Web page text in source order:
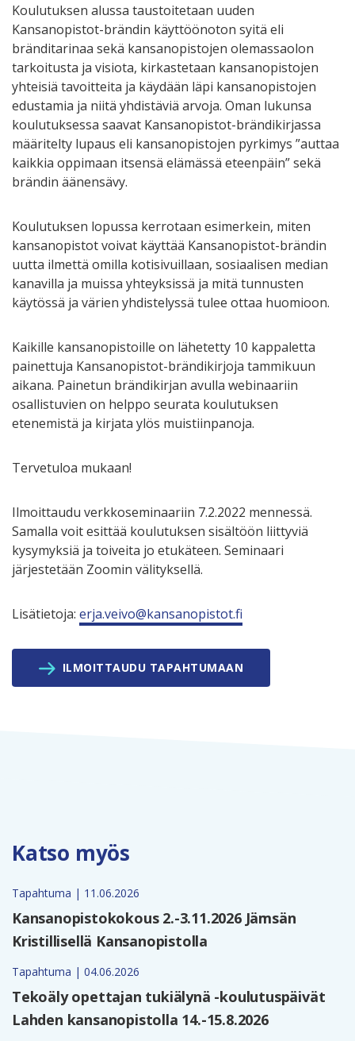
Koulutuksen alussa taustoitetaan uuden
Kansanopistot-brändin käyttöönoton syitä eli
bränditarinaa sekä kansanopistojen olemassaolon
tarkoitusta ja visiota, kirkastetaan kansanopistojen
yhteisiä tavoitteita ja käydään läpi kansanopistojen
edustamia ja niitä yhdistäviä arvoja. Oman lukunsa
koulutuksessa saavat Kansanopistot-brändikirjassa
määritelty lupaus eli kansanopistojen pyrkimys ”auttaa
kaikkia oppimaan itsensä elämässä eteenpäin” sekä
brändin äänensävy.
Koulutuksen lopussa kerrotaan esimerkein, miten
kansanopistot voivat käyttää Kansanopistot-brändin
uutta ilmettä omilla kotisivuillaan, sosiaalisen median
kanavilla ja muissa yhteyksissä ja mitä tunnusten
käytössä ja värien yhdistelyssä tulee ottaa huomioon.
Kaikille kansanopistoille on lähetetty 10 kappaletta
painettuja Kansanopistot-brändikirjoja tammikuun
aikana. Painetun brändikirjan avulla webinaariin
osallistuvien on helppo seurata koulutuksen
etenemistä ja kirjata ylös muistiinpanoja.
Tervetuloa mukaan!
Ilmoittaudu verkkoseminaariin 7.2.2022 mennessä.
Samalla voit esittää koulutuksen sisältöön liittyviä
kysymyksiä ja toiveita jo etukäteen. Seminaari
järjestetään Zoomin välityksellä.
Lisätietoja: erja.veivo@kansanopistot.fi
ILMOITTAUDU TAPAHTUMAAN
Katso myös
Tapahtuma | 11.06.2026
Kansanopistokokous 2.-3.11.2026 Jämsän
Kristillisellä Kansanopistolla
Tapahtuma | 04.06.2026
Tekoäly opettajan tukiälynä -koulutuspäivät
Lahden kansanopistolla 14.-15.8.2026